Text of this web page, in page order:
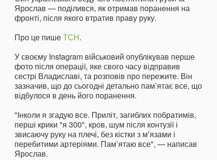
Ярослав — поділився, як отримав поранення на
фронті, після якого втратив праву руку.
Про це пишеТСН.
У своєму Instagram військовий опублікував перше
фото після операції, яке свого часу відправив
сестрі Владиславі, та розповів про пережите. Він
зазначив, що до сьогодні детально пам’ятає все, що
відбулося в день його поранення.
"Інколи я згадую все. Приліт, загиблих побратимів,
перші крики "я 300", кров, шум після контузії і
звисаючу руку на плечі, без кістки з мʼязами і
перебитими артеріями. Пам’ятаю все", — написав
Ярослав.